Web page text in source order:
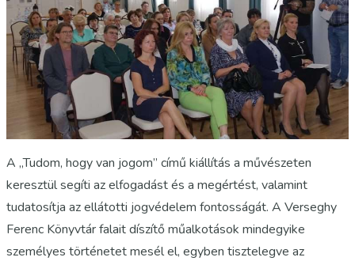
A „Tudom, hogy van jogom” című kiállítás a művészeten
keresztül segíti az elfogadást és a megértést, valamint
tudatosítja az ellátotti jogvédelem fontosságát. A Verseghy
Ferenc Könyvtár falait díszítő műalkotások mindegyike
személyes történetet mesél el, egyben tisztelegve az